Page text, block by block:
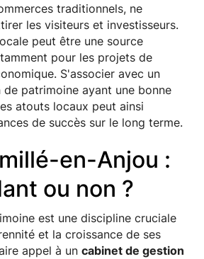
traditionnels, ne
les visiteurs et investisseurs.
peut être une source
pour les projets de
S'associer avec un
patrimoine ayant une bonne
atouts locaux peut ainsi
de succès sur le long terme.
en-Anjou :
ou non ?
est une discipline cruciale
et la croissance de ses
appel à un cabinet de gestion